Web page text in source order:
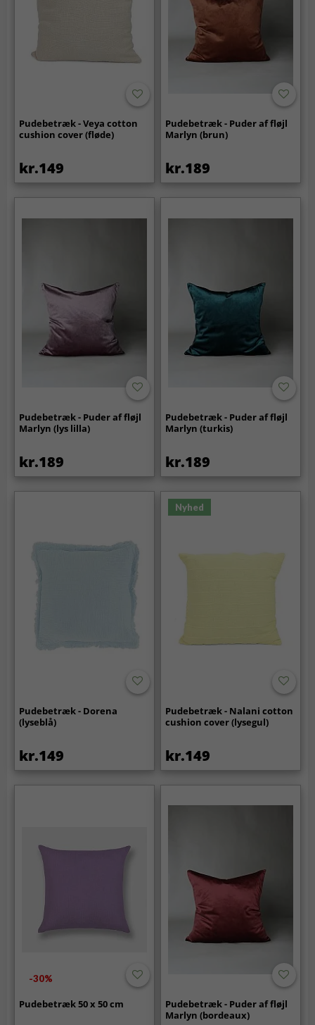
Pudebetræk - Veya cotton
cushion cover (fløde)
kr.149
Pudebetræk - Puder af fløjl
Marlyn (brun)
kr.189
Pudebetræk - Puder af fløjl
Marlyn (lys lilla)
kr.189
Pudebetræk - Puder af fløjl
Marlyn (turkis)
kr.189
Pudebetræk - Dorena
(lyseblå)
kr.149
Nyhed
Pudebetræk - Nalani cotton
cushion cover (lysegul)
kr.149
-30%
Pudebetræk 50 x 50 cm
Pudebetræk - Puder af fløjl
Marlyn (bordeaux)